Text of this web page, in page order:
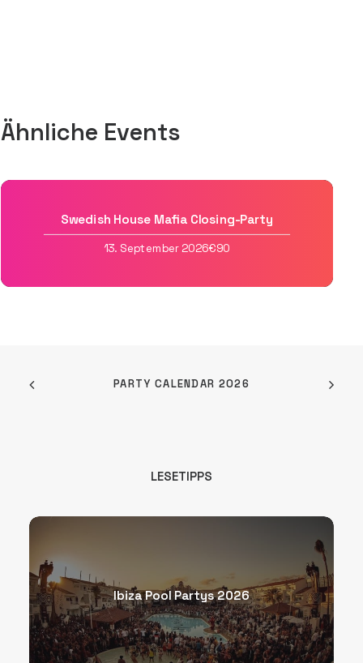
Ähnliche Events
Swedish House Mafia Closing-Party
13. September 2026€90
PARTY CALENDAR 2026
LESETIPPS
Ibiza Pool Partys 2026